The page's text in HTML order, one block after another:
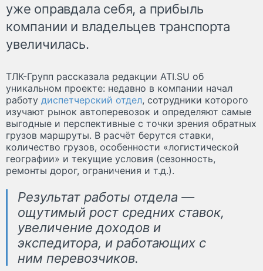
уже оправдала себя, а прибыль
компании и владельцев транспорта
увеличилась.
ТЛК-Групп рассказала редакции ATI.SU об
уникальном проекте: недавно в компании начал
работу диспетчерский отдел, сотрудники которого
изучают рынок автоперевозок и определяют самые
выгодные и перспективные с точки зрения обратных
грузов маршруты. В расчёт берутся ставки,
количество грузов, особенности «логистической
географии» и текущие условия (сезонность,
ремонты дорог, ограничения и т.д.).
Результат работы отдела —
ощутимый рост средних ставок,
увеличение доходов и
экспедитора, и работающих с
ним перевозчиков.